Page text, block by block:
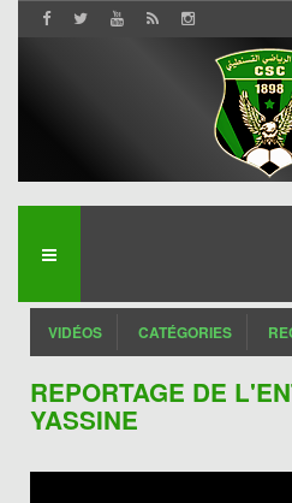
VIDÉOS CATÉGORIES
REPORTAGE DE
YASSINE